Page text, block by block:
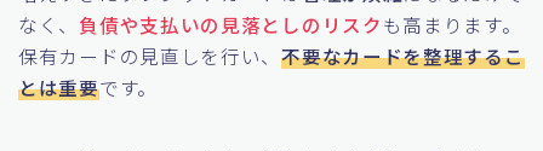
なく、 負債や支払いの見落としのリスクも高まります。
保有カードの見直しを行い、不要なカードを整理するこ
とは重要です。